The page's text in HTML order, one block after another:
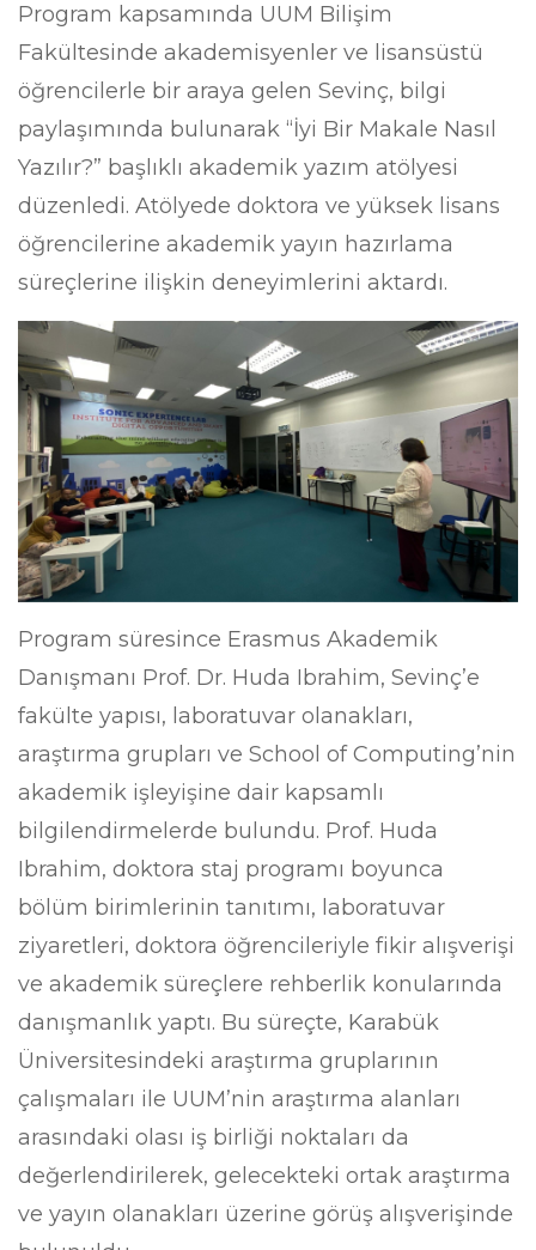
Program kapsamında UUM Bilişim
Fakültesinde akademisyenler ve lisansüstü
öğrencilerle bir araya gelen Sevinç, bilgi
paylaşımında bulunarak “İyi Bir Makale Nasıl
Yazılır?” başlıklı akademik yazım atölyesi
düzenledi. Atölyede doktora ve yüksek lisans
öğrencilerine akademik yayın hazırlama
süreçlerine ilişkin deneyimlerini aktardı.
Program süresince Erasmus Akademik
Danışmanı Prof. Dr. Huda Ibrahim, Sevinç’e
fakülte yapısı, laboratuvar olanakları,
araştırma grupları ve School of Computing’nin
akademik işleyişine dair kapsamlı
bilgilendirmelerde bulundu. Prof. Huda
Ibrahim, doktora staj programı boyunca
bölüm birimlerinin tanıtımı, laboratuvar
ziyaretleri, doktora öğrencileriyle fikir alışverişi
ve akademik süreçlere rehberlik konularında
danışmanlık yaptı. Bu süreçte, Karabük
Üniversitesindeki araştırma gruplarının
çalışmaları ile UUM’nin araştırma alanları
arasındaki olası iş birliği noktaları da
değerlendirilerek, gelecekteki ortak araştırma
ve yayın olanakları üzerine görüş alışverişinde